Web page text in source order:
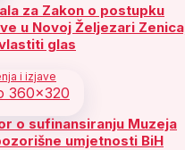
za Zakon o postupku
u Novoj Željezari Zenica,
glas
i izjave
o sufinansiranju Muzeja
umjetnosti BiH